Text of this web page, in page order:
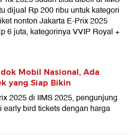
dijual Rp 200 ribu untuk kategori
nonton Jakarta E-Prix 2025
6 juta, kategorinya VVIP Royal +
Mobil Nasional, Ada
yang Siap Bikin
2025 di IIMS 2025, pengunjung
bird tickets dengan harga